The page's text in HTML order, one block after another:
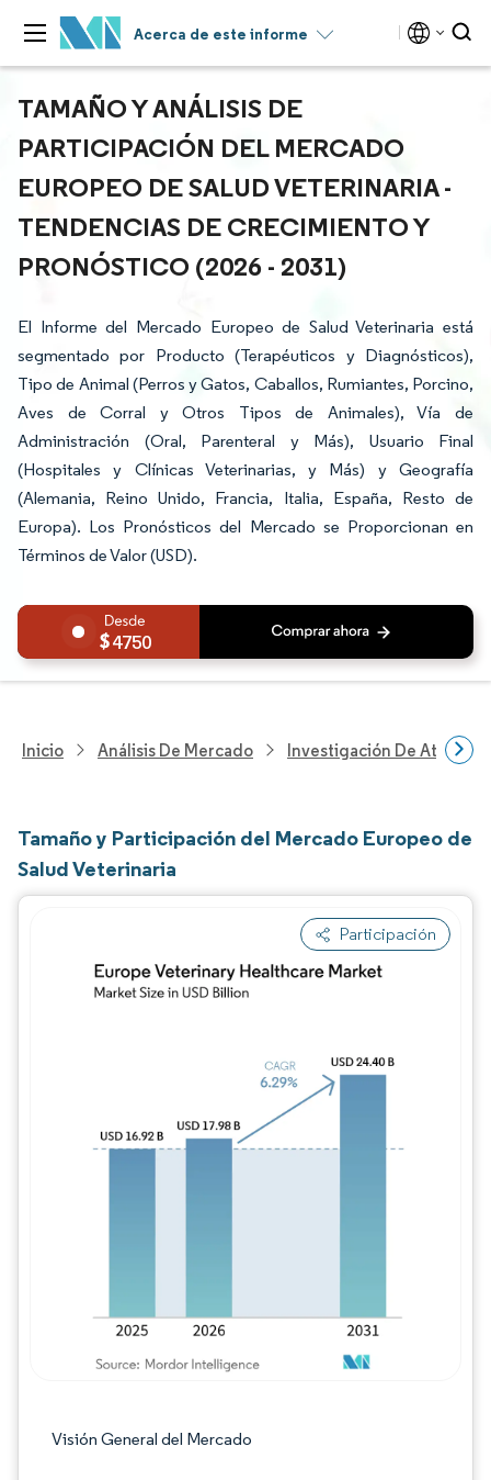
Acerca de este informe
TAMAÑO Y ANÁLISIS DE
PARTICIPACIÓN DEL MERCADO
EUROPEO DE SALUD VETERINARIA -
TENDENCIAS DE CRECIMIENTO Y
PRONÓSTICO (2026 - 2031)
El Informe del Mercado Europeo de Salud Veterinaria está
segmentado por Producto (Terapéuticos y Diagnósticos),
Tipo de Animal (Perros y Gatos, Caballos, Rumiantes, Porcino,
Aves de Corral y Otros Tipos de Animales), Vía de
Administración (Oral, Parenteral y Más), Usuario Final
(Hospitales y Clínicas Veterinarias, y Más) y Geografía
(Alemania, Reino Unido, Francia, Italia, España, Resto de
Europa). Los Pronósticos del Mercado se Proporcionan en
Términos de Valor (USD).
4750
Inicio Análisis De Mercado Investigación De
Tamaño y Participación del Mercado Europeo de
Salud Veterinaria
Participación
Visión General del Mercado